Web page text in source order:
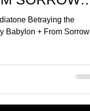
Betraying the
Babylon + From Sorrow